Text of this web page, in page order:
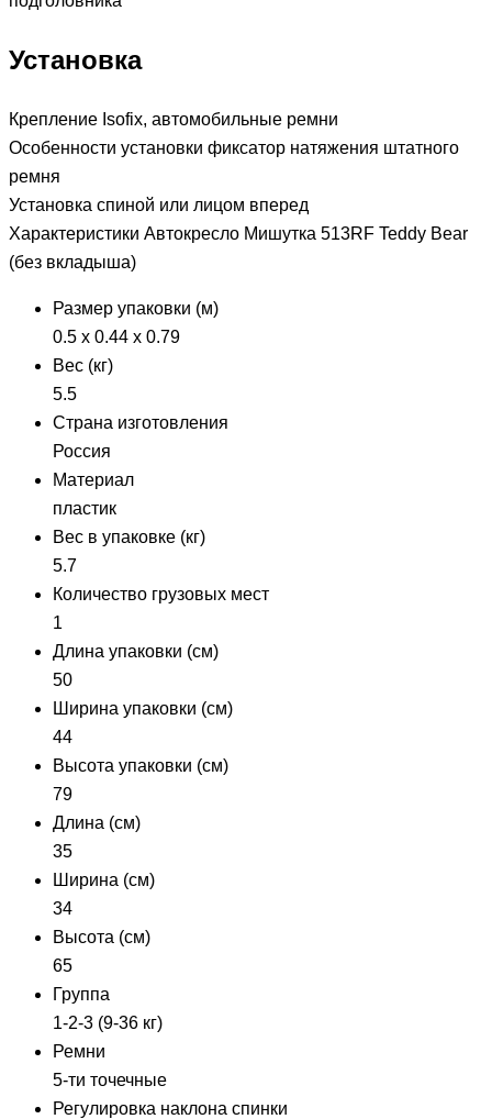
Установка
Крепление Isofix, автомобильные ремни
Особенности установки фиксатор натяжения штатного
ремня
Установка спиной или лицом вперед
Характеристики Автокресло Мишутка 513RF Teddy Bear
(без вкладыша)
Размер упаковки (м)
0.5 x 0.44 x 0.79
Вес (кг)
5.5
Страна изготовления
Россия
Материал
пластик
Вес в упаковке (кг)
5.7
Количество грузовых мест
1
Длина упаковки (см)
50
Ширина упаковки (см)
44
Высота упаковки (см)
79
Длина (см)
35
Ширина (см)
34
Высота (см)
65
Группа
1-2-3 (9-36 кг)
Ремни
5-ти точечные
Регулировка наклона спинки